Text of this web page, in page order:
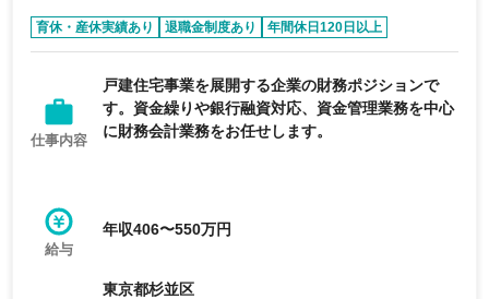
育休・産休実績あり 退職金制度あり
年間休日120日以上
転勤なし
仕事内容
戸建住宅事業を展開する企業の財務ポジションで
す。資金繰りや銀行融資対応、資金管理業務を中心
に財務会計業務をお任せします。
給与
年収406〜550万円
東京都杉並区